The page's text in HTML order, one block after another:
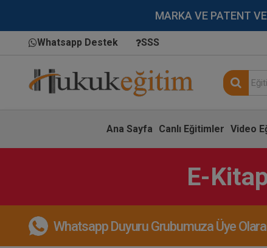
MARKA VE PATENT
Whatsapp Destek SSS
Ana Sayfa Canlı Eğitimler Video
E-
Whatsapp Duyuru Grubumuza Üye